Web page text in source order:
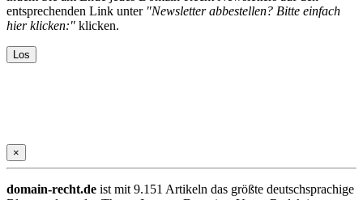
entsprechenden Link unter "Newsletter abbestellen? Bitte einfach
hier klicken:" klicken.
×
domain-recht.de ist mit 9.151 Artikeln das größte deutschsprachige